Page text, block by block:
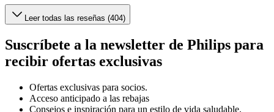
Leer todas las reseñas (404)
Suscríbete a la newsletter de Philips para
recibir ofertas exclusivas
Ofertas exclusivas para socios.
Acceso anticipado a las rebajas
Consejos e inspiración para un estilo de vida saludable.